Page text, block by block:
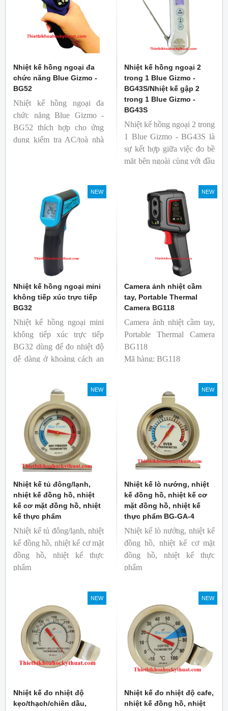
Nhiệt kế hồng ngoại đa
chức năng Blue Gizmo -
BG52
Nhiệt kế hồng ngoại đa
chức năng Blue Gizmo -
BG52 thích hợp cho ứng
dụng kiểm tra AC/toà nhà
Nhiệt kế hồng ngoại 2
trong 1 Blue Gizmo -
BG43S/Nhiệt kế gập 2
trong 1 Blue Gizmo -
BG43S
Nhiệt kế hồng ngoại 2 trong
1 Blue Gizmo - BG43S là
sự kết hợp giữa việc đo bề
mặt bên ngoài cùng với đầu
Nhiệt kế thích hợp cho
ngành công nghiệp thực
NEW
Nhiệt kế hồng ngoại mini
không tiếp xúc trực tiếp
BG32
Nhiệt kế hồng ngoại mini
không tiếp xúc trực tiếp
BG32 dùng để đo nhiệt độ
dễ dàng ở khoảng cách an
độ phát xạ nhanh và cố
định giúp người mới bắt
đầu sử dụng dễ dàng.
NEW
Camera ảnh nhiệt cầm
tay, Portable Thermal
Camera BG118
Camera ảnh nhiệt cầm tay,
Portable Thermal Camera
BG118
Mã hàng: BG118
NEW
Nhiệt kế tủ đông/lạnh,
nhiệt kế đồng hồ, nhiệt
kế cơ mặt đồng hồ, nhiệt
kế thực phẩm
Nhiệt kế tủ đông/lạnh, nhiệt
kế đồng hồ, nhiệt kế cơ mặt
đồng hồ, nhiệt kế thực
phẩm
Thương hiệu: Blue Gizmo
NEW
Nhiệt kế lò nướng, nhiệt
kế đồng hồ, nhiệt kế cơ
mặt đồng hồ, nhiệt kế
thực phẩm BG-GA-4
Nhiệt kế lò nướng, nhiệt kế
đồng hồ, nhiệt kế cơ mặt
đồng hồ, nhiệt kế thực
phẩm
Thương hiệu: Blue Gizmo
NEW
Nhiệt kế đo nhiệt độ
kẹo/thạch/chiên dầu,
NEW
Nhiệt kế đo nhiệt độ cafe,
nhiệt kế đồng hồ, nhiệt